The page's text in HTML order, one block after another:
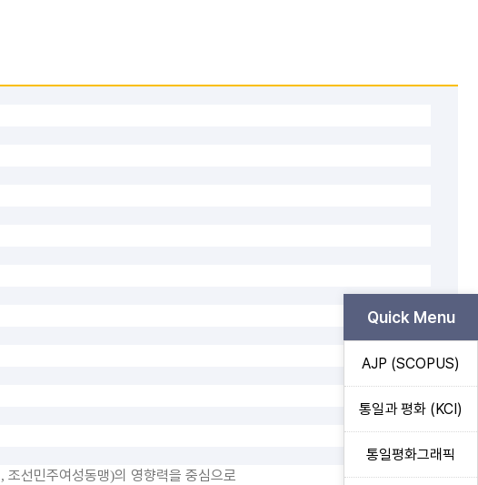
Quick Menu
AJP (SCOPUS)
통일과 평화 (KCI)
통일평화그래픽
, 조선민주여성동맹)의 영향력을 중심으로